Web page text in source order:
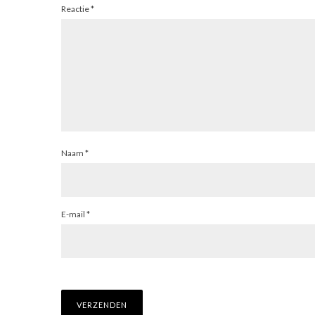
Reactie*
Naam *
E-mail *